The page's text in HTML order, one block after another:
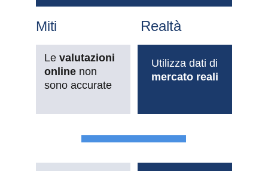
Miti Realtà
Le valutazioni
online non
sono accurate
Utilizza dati di
mercato reali